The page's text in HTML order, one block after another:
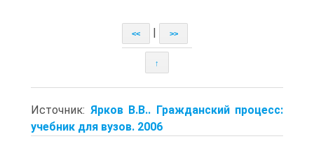
<< >>
↑
Источник: Ярков В.В.. Гражданский процесс:
учебник для вузов. 2006